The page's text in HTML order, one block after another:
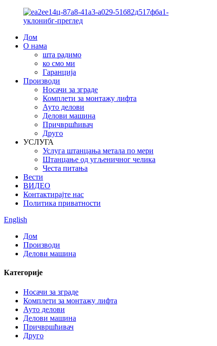
Дом
О нама
шта радимо
ко смо ми
Гаранција
Производи
Носачи за зграде
Комплети за монтажу лифта
Ауто делови
Делови машина
Причвршћивач
Друго
УСЛУГА
Услуга штанцања метала по мери
Штанцање од угљеничног челика
Честа питања
Вести
ВИДЕО
Контактирајте нас
Политика приватности
English
Дом
Производи
Делови машина
Категорије
Носачи за зграде
Комплети за монтажу лифта
Ауто делови
Делови машина
Причвршћивач
Друго